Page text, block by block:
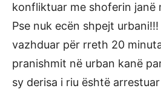
konfliktuar me shoferin janë
Pse nuk ecën shpejt
vazhduar për rreth 20
pranishmit në urban kanë
sy derisa i riu është